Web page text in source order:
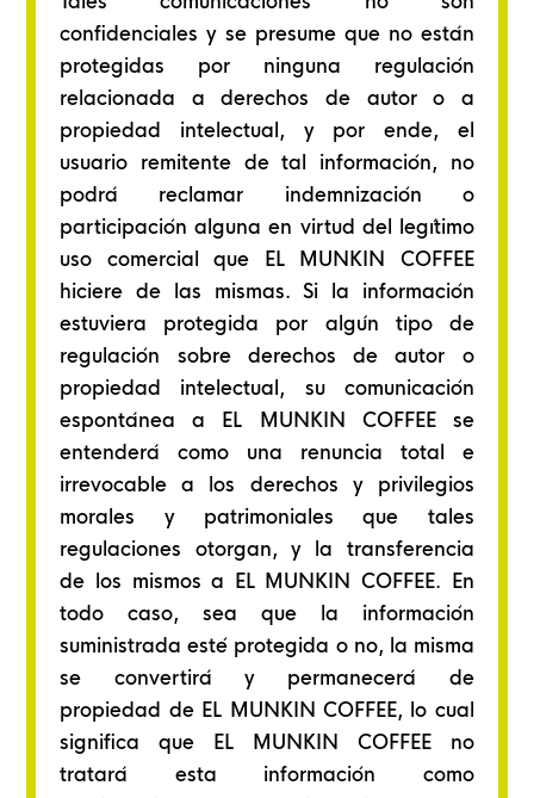
confidenciales y se presume que no están
protegidas por ninguna regulación
relacionada a derechos de autor o a
propiedad intelectual, y por ende, el
usuario remitente de tal información, no
podrá reclamar indemnización o
participación alguna en virtud del legítimo
uso comercial que EL MUNKIN COFFEE
hiciere de las mismas. Si la información
estuviera protegida por algún tipo de
regulación sobre derechos de autor o
propiedad intelectual, su comunicación
espontánea a EL MUNKIN COFFEE se
entenderá como una renuncia total e
irrevocable a los derechos y privilegios
morales y patrimoniales que tales
regulaciones otorgan, y la transferencia
de los mismos a EL MUNKIN COFFEE. En
todo caso, sea que la información
suministrada esté protegida o no, la misma
se convertirá y permanecerá de
propiedad de EL MUNKIN COFFEE, lo cual
significa que EL MUNKIN COFFEE no
tratará esta información como